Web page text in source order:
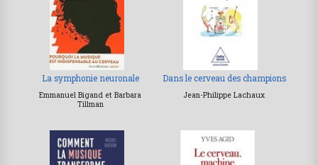
La symphonie neuronale
Emmanuel Bigand et Barbara
Tillman
Dans le cerveau des champions
Jean-Philippe Lachaux